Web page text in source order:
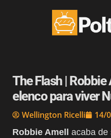
The Flash |
elenco para viver
Wellington Ricelli 14/
Robbie Amell acaba de